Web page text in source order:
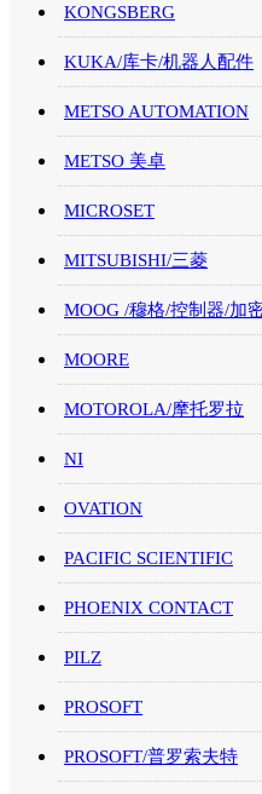
KONGSBERG
KUKA/库卡/机器人配件
METSO AUTOMATION
METSO 美卓
MICROSET
MITSUBISHI/三菱
MOOG /穆格/控制器/加
MOORE
MOTOROLA/摩托罗拉
NI
OVATION
PACIFIC SCIENTIFIC
PHOENIX CONTACT
PILZ
PROSOFT
PROSOFT/普罗索夫特